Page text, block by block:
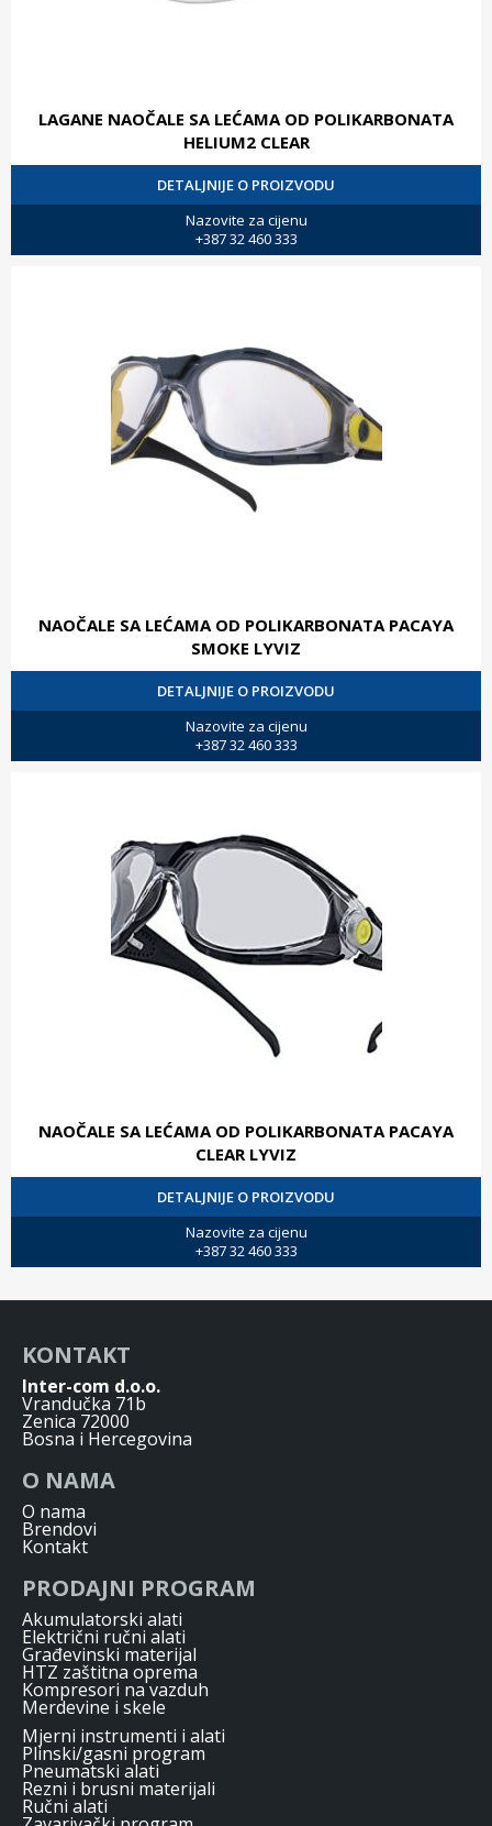
LAGANE NAOČALE SA LEĆAMA OD POLIKARBONATA
HELIUM2 CLEAR
DETALJNIJE O PROIZVODU
Nazovite za cijenu
+387 32 460 333
NAOČALE SA LEĆAMA OD POLIKARBONATA PACAYA
SMOKE LYVIZ
DETALJNIJE O PROIZVODU
Nazovite za cijenu
+387 32 460 333
NAOČALE SA LEĆAMA OD POLIKARBONATA PACAYA
CLEAR LYVIZ
DETALJNIJE O PROIZVODU
Nazovite za cijenu
+387 32 460 333
KONTAKT
Inter-com d.o.o.
Vrandučka 71b
Zenica 72000
Bosna i Hercegovina
O NAMA
O nama
Brendovi
Kontakt
PRODAJNI PROGRAM
Akumulatorski alati
Električni ručni alati
Građevinski materijal
HTZ zaštitna oprema
Kompresori na vazduh
Merdevine i skele
Mjerni instrumenti i alati
Plinski/gasni program
Pneumatski alati
Rezni i brusni materijali
Ručni alati